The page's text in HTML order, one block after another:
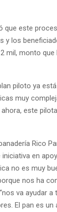
que este
y los
mil, monto
piloto ya
muy
este
Rico
iniciativa en
no es muy
nos ha
va ayudar
El pan es